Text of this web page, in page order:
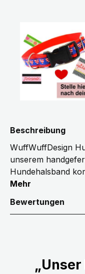
Beschreibung
WuffWuffDesign
unserem
Hundehalsband
Mehr
Bewertungen